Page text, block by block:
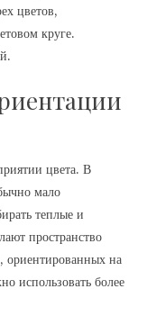
цветов,
круге.
цвета. В
мало
теплые и
пространство
ориентированных на
использовать более